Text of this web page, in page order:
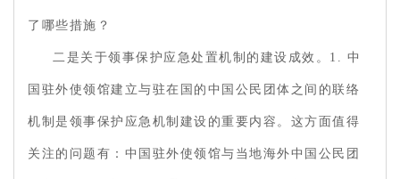
了哪些措施？
二是关于领事保护应急处置机制的建设成效。1. 中
国驻外使领馆建立与驻在国的中国公民团体之间的联络
机制是领事保护应急机制建设的重要内容。这方面值得
关注的问题有：中国驻外使领馆与当地海外中国公民团